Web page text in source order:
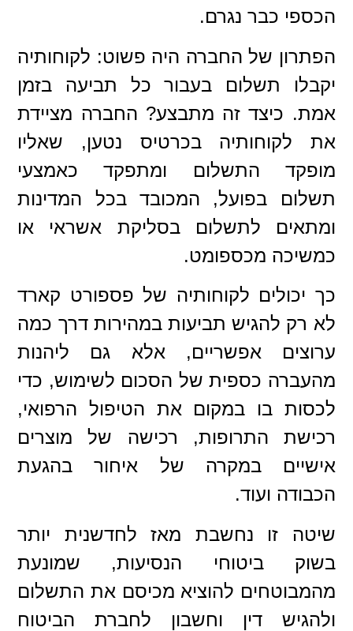
הכספי כבר נגרם.
הפתרון של החברה היה פשוט: לקוחותיה
יקבלו תשלום בעבור כל תביעה בזמן
אמת. כיצד זה מתבצע? החברה מציידת
את לקוחותיה בכרטיס נטען, שאליו
מופקד התשלום ומתפקד כאמצעי
תשלום בפועל, המכובד בכל המדינות
ומתאים לתשלום בסליקת אשראי או
כמשיכה מכספומט.
כך יכולים לקוחותיה של פספורט קארד
לא רק להגיש תביעות במהירות דרך כמה
ערוצים אפשריים, אלא גם ליהנות
מהעברה כספית של הסכום לשימוש, כדי
לכסות בו במקום את הטיפול הרפואי,
רכישת התרופות, רכישה של מוצרים
אישיים במקרה של איחור בהגעת
הכבודה ועוד.
שיטה זו נחשבת מאז לחדשנית יותר
בשוק ביטוחי הנסיעות, שמונעת
מהמבוטחים להוציא מכיסם את התשלום
ולהגיש דין וחשבון לחברת הביטוח